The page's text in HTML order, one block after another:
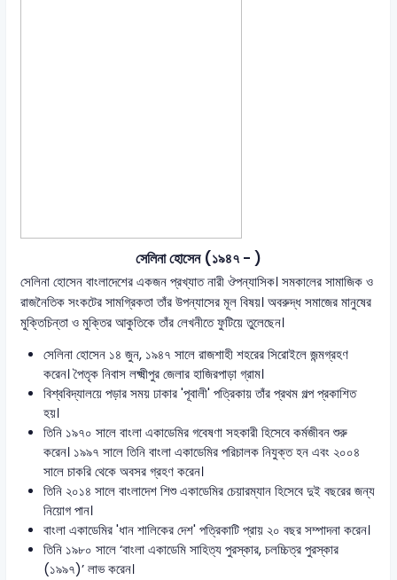
সেলিনা হোসেন (১৯৪৭ - )
সেলিনা হোসেন বাংলাদেশের একজন প্রখ্যাত নারী ঔপন্যাসিক। সমকালের সামাজিক ও
রাজনৈতিক সংকটের সামগ্রিকতা তাঁর উপন্যাসের মূল বিষয়। অবরুদ্ধ সমাজের মানুষের
মুক্তিচিন্তা ও মুক্তির আকুতিকে তাঁর লেখনীতে ফুটিয়ে তুলেছেন।
সেলিনা হোসেন ১৪ জুন, ১৯৪৭ সালে রাজশাহী শহরের সিরোইলে জন্মগ্রহণ
করেন। পৈতৃক নিবাস লক্ষ্মীপুর জেলার হাজিরপাড়া গ্রাম।
বিশ্ববিদ্যালয়ে পড়ার সময় ঢাকার 'পূবালী' পত্রিকায় তাঁর প্রথম গল্প প্রকাশিত
হয়।
তিনি ১৯৭০ সালে বাংলা একাডেমির গবেষণা সহকারী হিসেবে কর্মজীবন শুরু
করেন। ১৯৯৭ সালে তিনি বাংলা একাডেমির পরিচালক নিযুক্ত হন এবং ২০০৪
সালে চাকরি থেকে অবসর গ্রহণ করেন।
তিনি ২০১৪ সালে বাংলাদেশ শিশু একাডেমির চেয়ারম্যান হিসেবে দুই বছরের জন্য
নিয়োগ পান।
বাংলা একাডেমির 'ধান শালিকের দেশ' পত্রিকাটি প্রায় ২০ বছর সম্পাদনা করেন।
তিনি ১৯৮০ সালে ‘বাংলা একাডেমি সাহিত্য পুরস্কার, চলচ্চিত্র পুরস্কার
(১৯৯৭)’ লাভ করেন।